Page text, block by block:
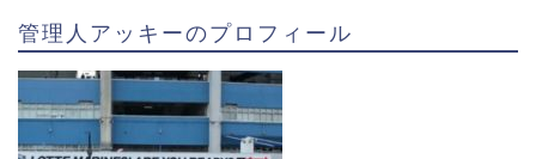
管理人アッキーのプロフィール